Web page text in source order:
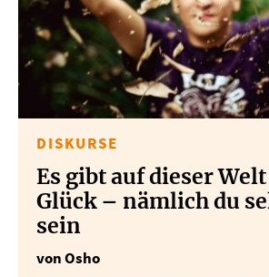
DISKURSE
Es gibt auf dieser
Glück – nämlich du
sein
von Osho